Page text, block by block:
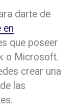
darte de
en
que poseer
o Microsoft.
crear una
las